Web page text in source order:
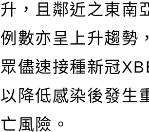
升，且鄰近之東南
例數亦呈上升趨勢
眾儘速接種新冠
以降低感染後發生
亡風險。